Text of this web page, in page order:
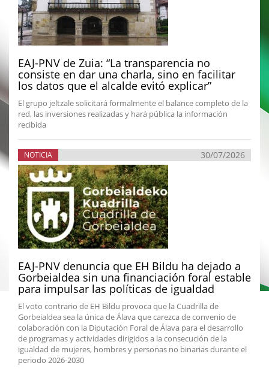
EAJ-PNV de Zuia: “La transparencia no
consiste en dar una charla, sino en facilitar
los datos que el alcalde evitó explicar”
El grupo jeltzale solicitará formalmente el balance completo de la
red, las inversiones realizadas y hará pública la información
recibida
NOTICIA 30/07/2026
EAJ-PNV denuncia que EH Bildu ha dejado a
Gorbeialdea sin una financiación foral estable
para impulsar las políticas de igualdad
El voto contrario de EH Bildu provoca que la Cuadrilla de
Gorbeialdea sea la única de Álava que carezca de convenio de
colaboración con la Diputación Foral de Álava para el desarrollo
de programas y actividades dirigidos a la consecución de la
igualdad de mujeres, hombres y personas no binarias durante el
periodo 2026-2030